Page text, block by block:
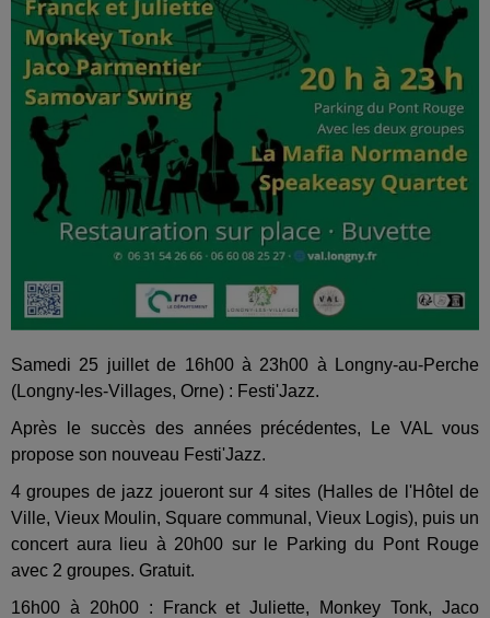
Samedi 25 juillet de 16h00 à 23h00 à Longny-au-Perche
(Longny-les-Villages, Orne) : Festi'Jazz.
Après le succès des années précédentes, Le VAL vous
propose son nouveau Festi'Jazz.
4 groupes de jazz joueront sur 4 sites (Halles de l'Hôtel de
Ville, Vieux Moulin, Square communal, Vieux Logis), puis un
concert aura lieu à 20h00 sur le Parking du Pont Rouge
avec 2 groupes. Gratuit.
16h00 à 20h00 : Franck et Juliette, Monkey Tonk, Jaco